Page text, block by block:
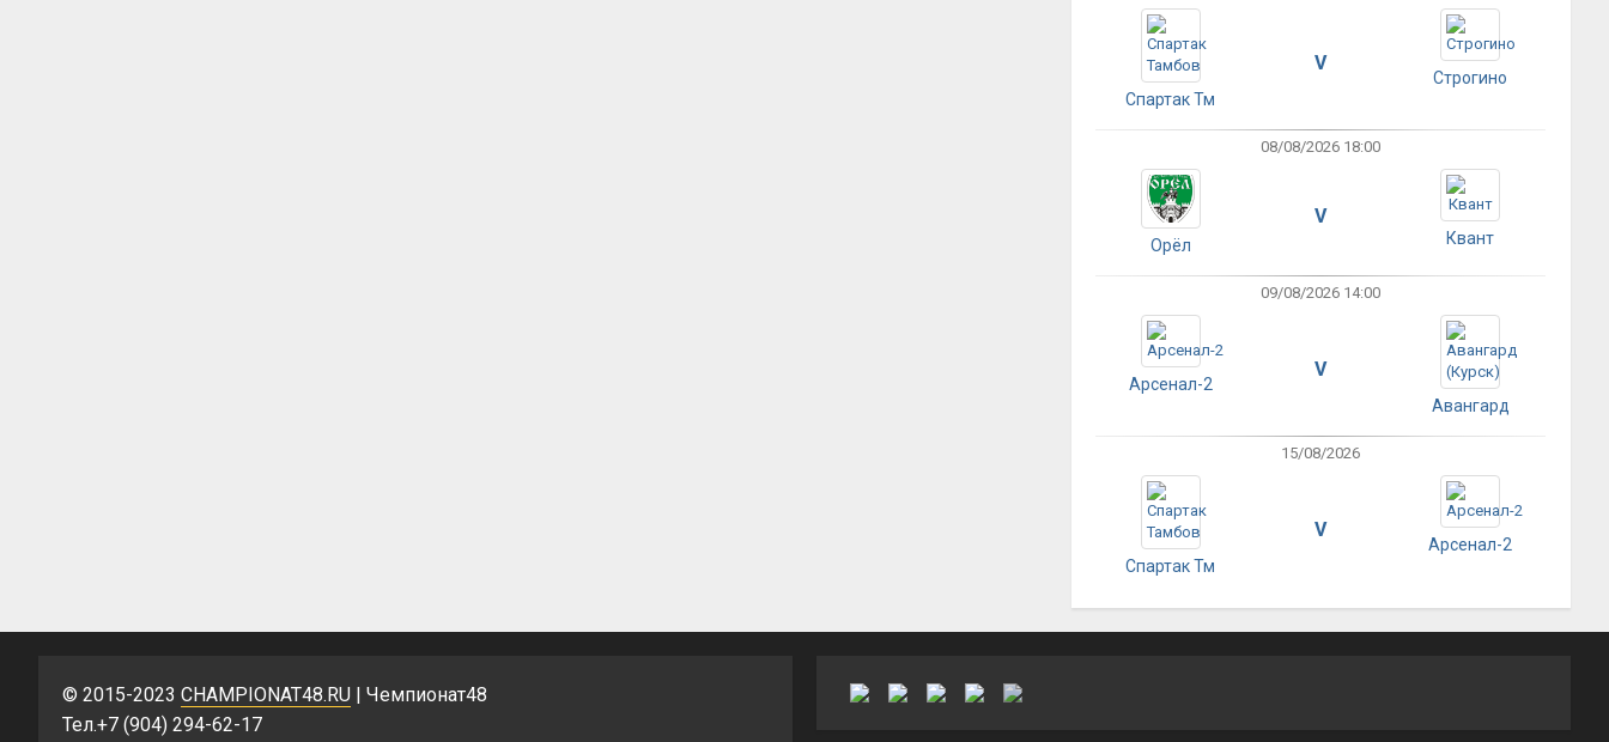
Спартак Тм
V
Строгино
08/08/2026 18:00
Орёл
V
Квант
09/08/2026 14:00
Арсенал-2
V
Авангард
15/08/2026
Спартак Тм
V
Арсенал-2
© 2015-2023 CHAMPIONAT48.RU | Чемпионат48
Тел.+7 (904) 294-62-17